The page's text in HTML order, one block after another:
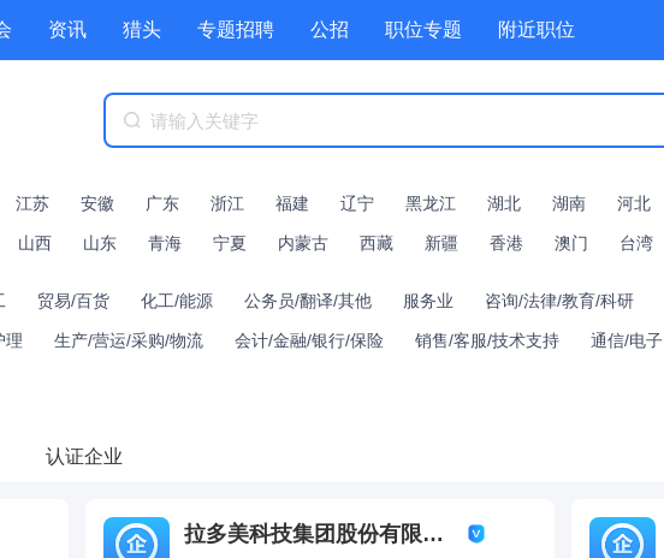
资讯 猎头 专题招聘 公招 职位专题 附近职位
江苏 安徽 广东 浙江 福建 辽宁 黑龙江 湖北 湖南 河北
山西 山东 青海 宁夏 内蒙古 西藏 新疆 香港 澳门 台湾
贸易/百货 化工/能源 公务员/翻译/其他 服务业 咨询/法律/教育/科研
理 生产/营运/采购/物流 会计/金融/银行/保险 销售/客服/技术支持 通信/电子
认证企业
拉多美科技集团股份有限公司